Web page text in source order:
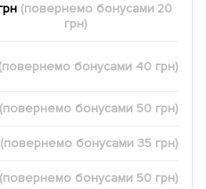
(повернемобонусами 20
грн)
(повернемо бонусами 40 грн)
(повернемо бонусами 50 грн)
(повернемо бонусами35 грн)
(повернемо бонусами 50 грн)